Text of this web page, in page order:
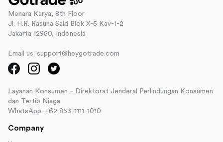
Menara Karya, 8th Floor
Jl. H.R. Rasuna Said Blok X-5 Kav-1-2
Jakarta 12950, Indonesia
Email us: support@heygotrade.com
Layanan Konsumen – Direktorat Jenderal Perlindungan Konsumen
dan Tertib Niaga
WhatsApp: +62 853-1111-1010
Company